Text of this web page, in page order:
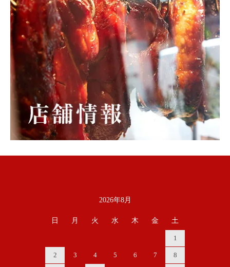
2026年8月
日 月 火 水 木 金 土
1
2 3 4 5 6 7 8